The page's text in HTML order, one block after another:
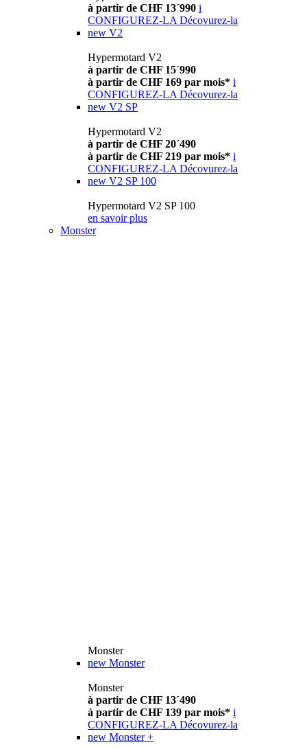
à partir de CHF 13´990 i
CONFIGUREZ-LA Décovurez-la
new V2
Hypermotard V2
à partir de CHF 15´990
à partir de CHF 169 par mois* i
CONFIGUREZ-LA Décovurez-la
new V2 SP
Hypermotard V2
à partir de CHF 20´490
à partir de CHF 219 par mois* i
CONFIGUREZ-LA Décovurez-la
new V2 SP 100
Hypermotard V2 SP 100
en savoir plus
Monster
Monster
new Monster
Monster
à partir de CHF 13´490
à partir de CHF 139 par mois* i
CONFIGUREZ-LA Décovurez-la
new Monster +